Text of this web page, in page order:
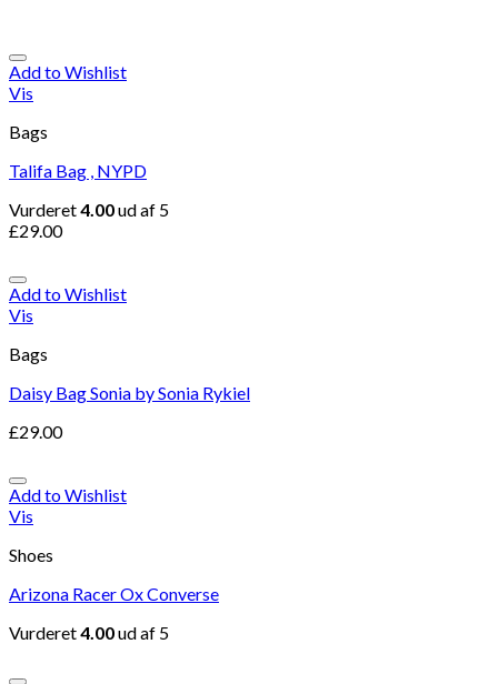
Add to Wishlist
Vis
Bags
Talifa Bag , NYPD
Vurderet4.00ud af 5
£29.00
Add to Wishlist
Vis
Bags
Daisy Bag Sonia by Sonia Rykiel
£29.00
Add to Wishlist
Vis
Shoes
Arizona Racer Ox Converse
Vurderet4.00ud af 5